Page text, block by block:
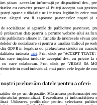
Contact
Echipa
și/sau accesăm informații pe dispozitivul dvs.,
cu caracter personal. Puteți accepta sau
opune utilizării unui interes legitim în orice
alegeri vor fi raportate partenerilor noștri
socializare si agentiile de publicitate partenere,
prelucram date pentru a permite website-ului sa
publicitare afisate in functie de interesele si/sau
de socializare si pentru a analiza traficul pe
GDPR in legatura cu prelucrarea datelor cu
indicata aici. Prin click pe “ACCEPT
care implica inclusiv acceptul dvs. cu privire la
care colaboram. Prin click pe “VREAU SA
in mod individual, mai putin cele legate de
prelucrăm datele pentru a oferi:
de pe un dispozitiv. Măsurarea performanței
personalizat. Dezvoltarea și îmbunătățirea
Utilizarea profilurilor pentru selectarea